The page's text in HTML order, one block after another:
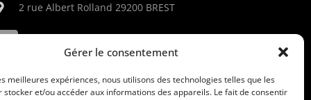
Gérer le consentement
meilleures expériences, nous utilisons des technologies telles que les
stocker et/ou accéder aux informations des appareils. Le fait de consentir
2 rue Albert Rolland 29200 BREST